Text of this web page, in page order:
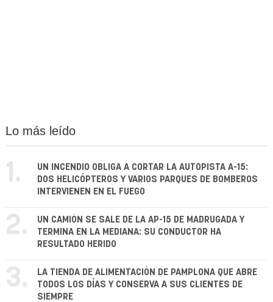
Lo más leído
1.
UN INCENDIO OBLIGA A CORTAR LA AUTOPISTA A-15:
DOS HELICÓPTEROS Y VARIOS PARQUES DE BOMBEROS
INTERVIENEN EN EL FUEGO
2.
UN CAMIÓN SE SALE DE LA AP-15 DE MADRUGADA Y
TERMINA EN LA MEDIANA: SU CONDUCTOR HA
RESULTADO HERIDO
3.
LA TIENDA DE ALIMENTACIÓN DE PAMPLONA QUE ABRE
TODOS LOS DÍAS Y CONSERVA A SUS CLIENTES DE
SIEMPRE